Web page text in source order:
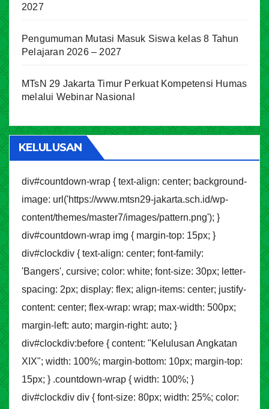
2027
Pengumuman Mutasi Masuk Siswa kelas 8 Tahun
Pelajaran 2026 – 2027
MTsN 29 Jakarta Timur Perkuat Kompetensi Humas
melalui Webinar Nasional
KELULUSAN
div#countdown-wrap { text-align: center; background-
image: url('https://www.mtsn29-jakarta.sch.id/wp-
content/themes/master7/images/pattern.png'); }
div#countdown-wrap img { margin-top: 15px; }
div#clockdiv { text-align: center; font-family:
'Bangers', cursive; color: white; font-size: 30px; letter-
spacing: 2px; display: flex; align-items: center; justify-
content: center; flex-wrap: wrap; max-width: 500px;
margin-left: auto; margin-right: auto; }
div#clockdiv:before { content: "Kelulusan Angkatan
XIX"; width: 100%; margin-bottom: 10px; margin-top:
15px; } .countdown-wrap { width: 100%; }
div#clockdiv div { font-size: 80px; width: 25%; color: